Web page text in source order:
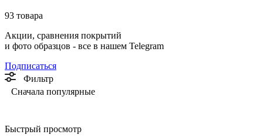
93 товара
Акции, сравнения покрытий
и фото образцов - все в нашем Telegram
Подписаться
Фильтр
Сначала популярные
Быстрый просмотр